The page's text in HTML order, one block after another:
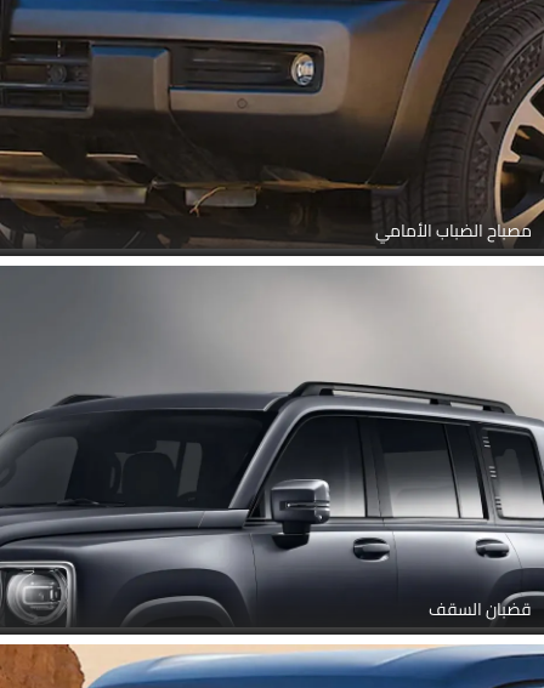
مصباح الضباب الأمامي
قضبان السقف